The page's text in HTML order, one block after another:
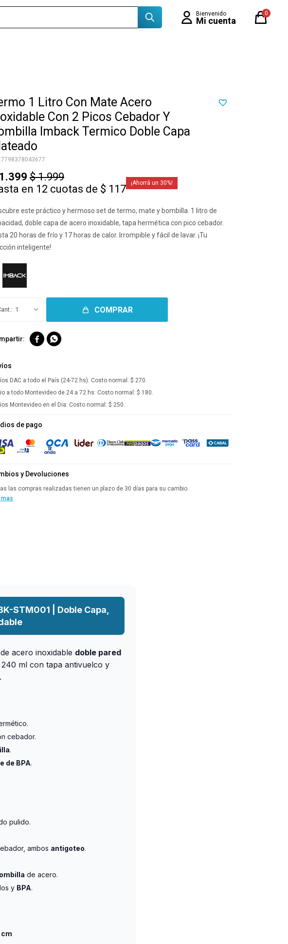
0
1 Litro Con Mate Acero
Con 2 Picos Cebador Y
Imback Termico Doble Capa
7798378043677
1.399 $ 1.999
en 12 cuotas de $ 117
30
este práctico y hermoso set de termo, mate y bombilla. 1 litro de
doble capa de acero inoxidable, tapa hermética con pico cebador.
20 horas de frío y 17 horas de calor. Irrompible y fácil de lavar. ¡Tu
inteligente!
1 COMPRAR
 
DAC a todo el País (24-72 hs): Costo normal: $ 270.
a todo Montevideo de 24 a 72 hs: Costo normal: $ 180.
Montevideo en el Dia: Costo normal: $ 250.
de pago
y Devoluciones
las compras realizadas tienen un plazo de 30 días para su cambio.
mas
STM001 | Doble Capa,
de acero inoxidable doble pared
240 ml con tapa antivuelco y
cebador.
.
de BPA.
pulido.
ambos antigoteo.
de acero.
y BPA.